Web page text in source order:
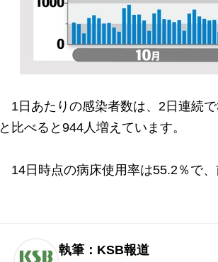
1日あたりの感染者数は、2日連続で
と比べると944人増えています。
14日時点の病床使用率は55.2％で、
執筆：KSB報道